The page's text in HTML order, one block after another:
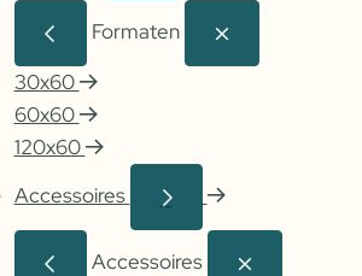
Formaten
30x60
60x60
120x60
Accessoires
Accessoires